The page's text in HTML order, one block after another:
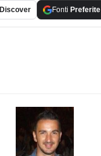
Discover Fonti Preferite